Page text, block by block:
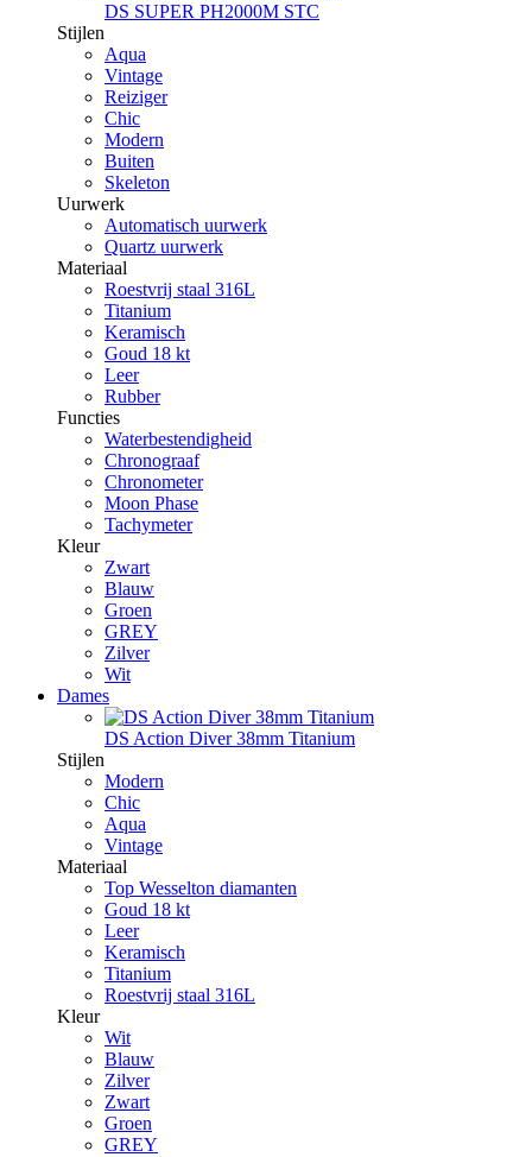
DS SUPER PH2000M STC
Stijlen
Aqua
Vintage
Reiziger
Chic
Modern
Buiten
Skeleton
Uurwerk
Automatisch uurwerk
Quartz uurwerk
Materiaal
Roestvrij staal 316L
Titanium
Keramisch
Goud 18 kt
Leer
Rubber
Functies
Waterbestendigheid
Chronograaf
Chronometer
Moon Phase
Tachymeter
Kleur
Zwart
Blauw
Groen
GREY
Zilver
Wit
Dames
DS Action Diver 38mm Titanium
Stijlen
Modern
Chic
Aqua
Vintage
Materiaal
Top Wesselton diamanten
Goud 18 kt
Leer
Keramisch
Titanium
Roestvrij staal 316L
Kleur
Wit
Blauw
Zilver
Zwart
Groen
GREY